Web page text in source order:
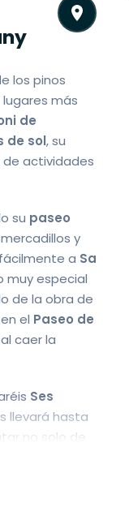
los pinos
más
de
de sol, su
de actividades
su paseo
y
a Sa
muy especial
de la obra de
el Paseo de
caer la
Ses
llevará hasta
no solo de